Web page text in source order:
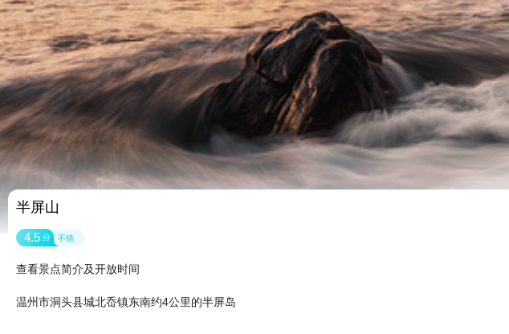
半屏山
4.5 分 不错
查看景点简介及开放时间
温州市洞头县城北岙镇东南约4公里的半屏岛